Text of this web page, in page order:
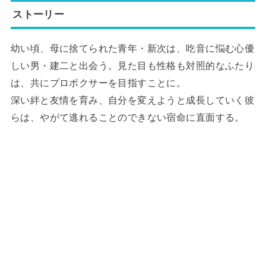
ストーリー
幼い頃、母に捨てられた青年・新次は、吃音に悩む心優
しい男・建二と出会う。見た目も性格も対照的なふたり
は、共にプロボクサーを目指すことに。
深い絆と友情を育み、自分を変えようと成長していく彼
らは、やがて逃れることのできない宿命に直面する。